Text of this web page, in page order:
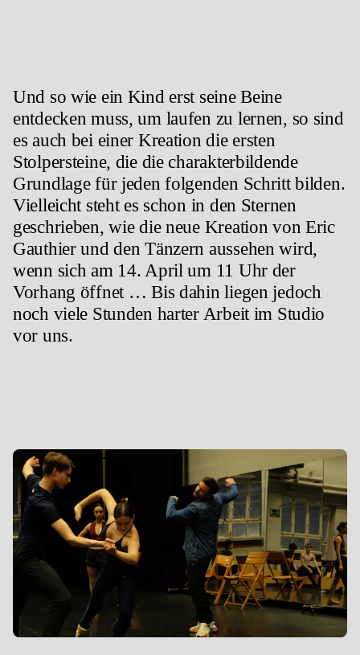
Und so wie ein Kind erst seine Beine
entdecken muss, um laufen zu lernen, so sind
es auch bei einer Kreation die ersten
Stolpersteine, die die charakterbildende
Grundlage für jeden folgenden Schritt bilden.
Vielleicht steht es schon in den Sternen
geschrieben, wie die neue Kreation von Eric
Gauthier und den Tänzern aussehen wird,
wenn sich am 14. April um 11 Uhr der
Vorhang öffnet … Bis dahin liegen jedoch
noch viele Stunden harter Arbeit im Studio
vor uns.